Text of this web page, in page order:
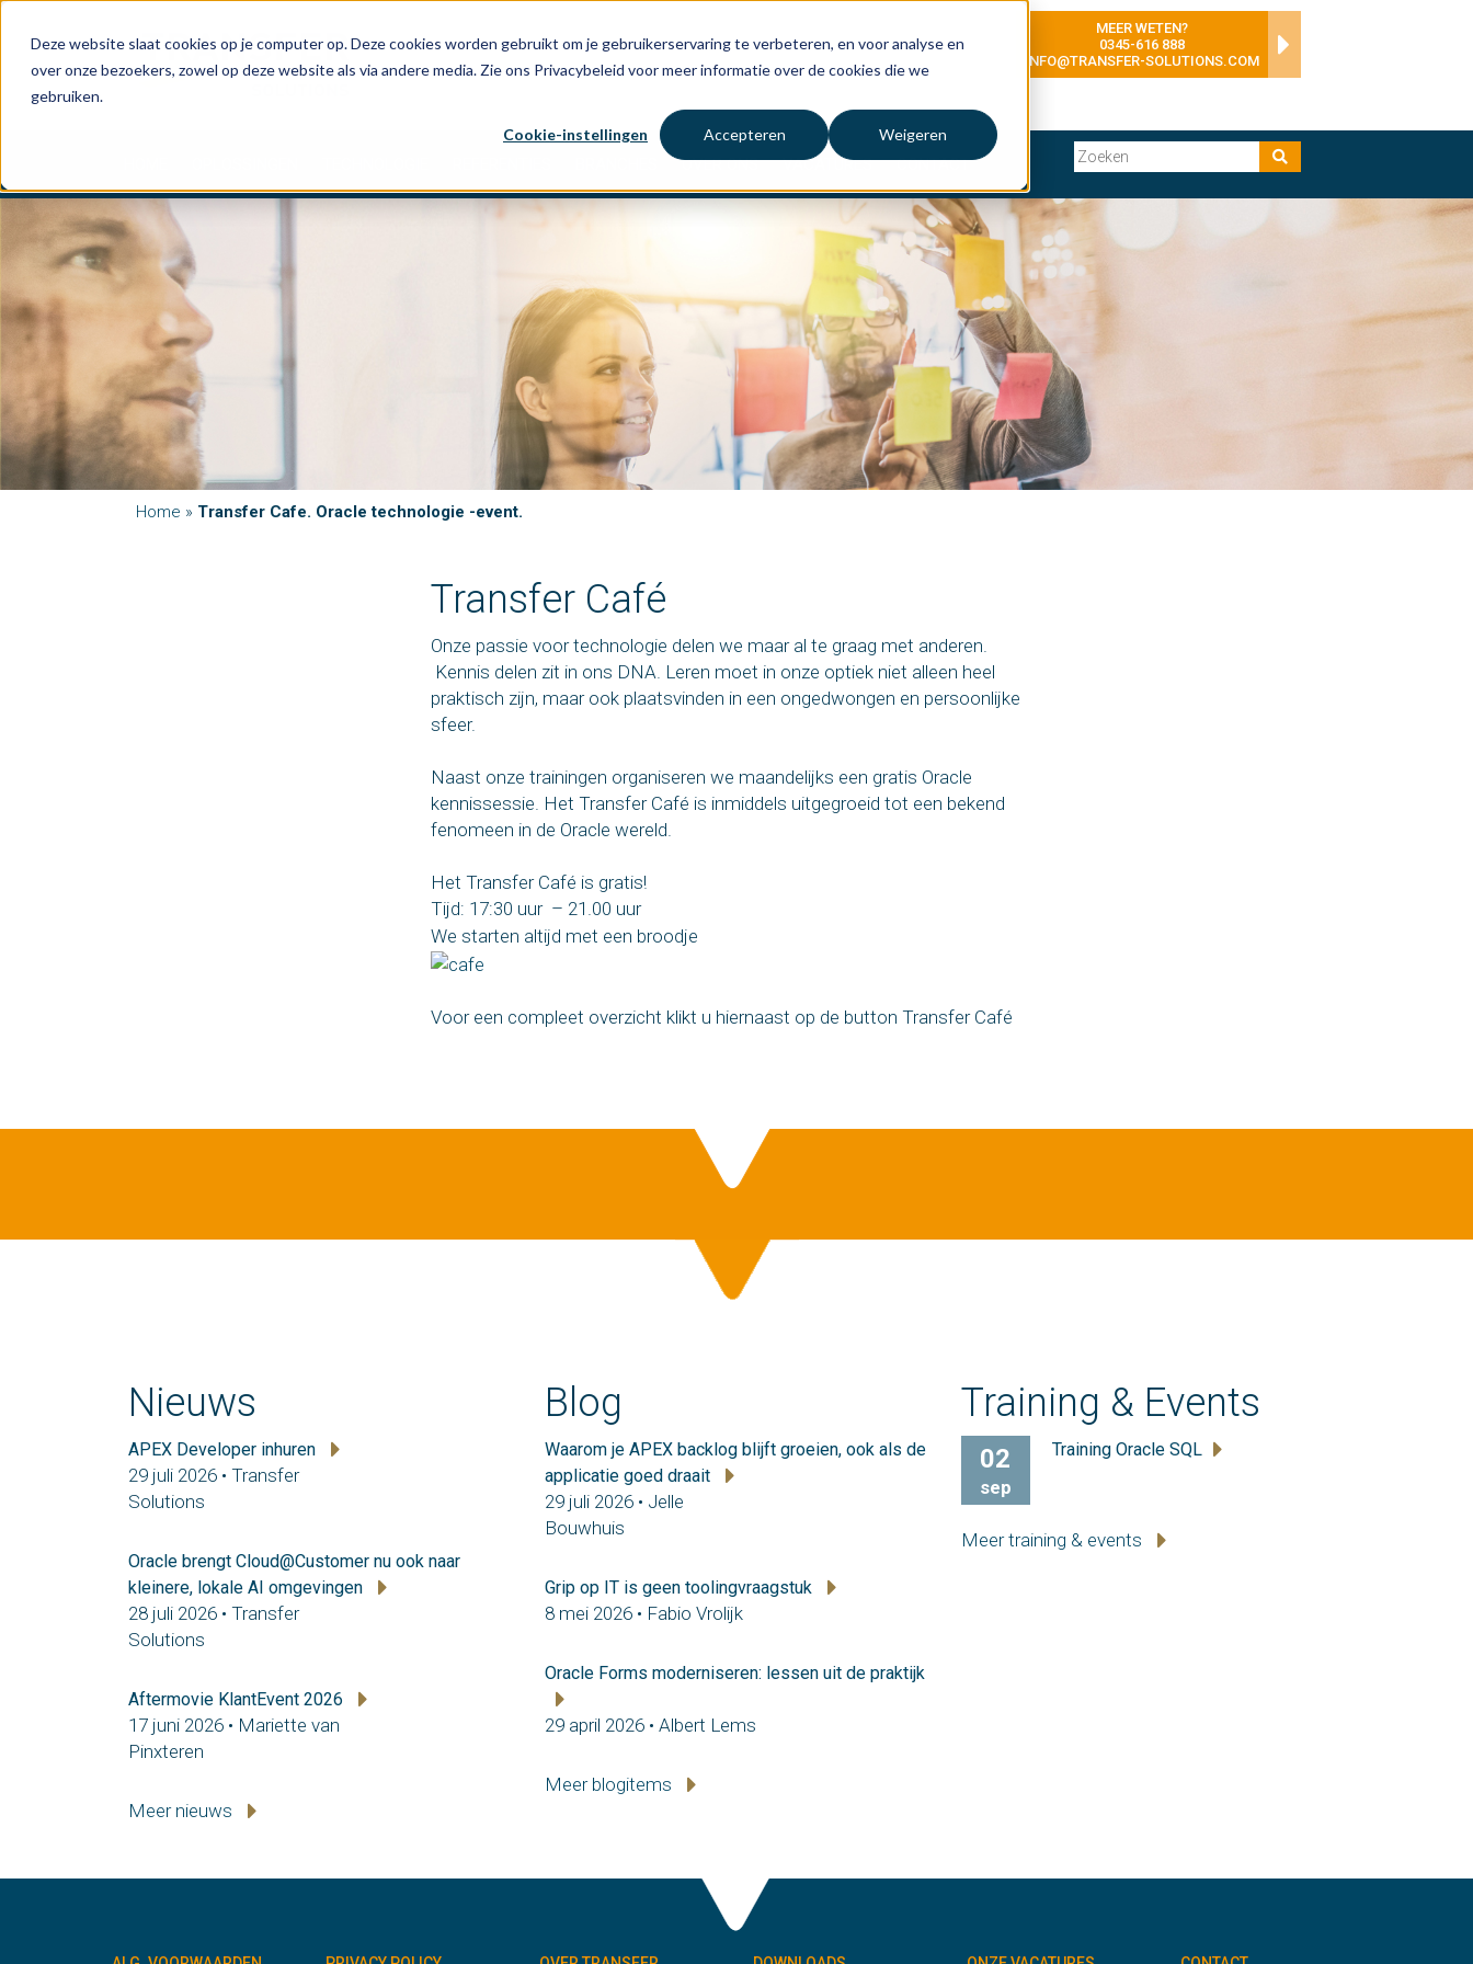
Deze website slaat cookies op je computer op. Deze cookies worden gebruikt om je gebruikerservaring te verbeteren, en voor analyse en
over onze bezoekers, zowel op deze website als via andere media. Zie ons Privacybeleid voor meer informatie over de cookies die we
gebruiken.
Cookie-instellingen Accepteren Weigeren
MEER WETEN?
0345-616 888
INFO@TRANSFER-SOLUTIONS.COM
OVER ONS VACATURES CONTACT
Home » Transfer Cafe. Oracle technologie -event.
Transfer Café
Onze passie voor technologie delen we maar al te graag met anderen.
Kennis delen zit in ons DNA. Leren moet in onze optiek niet alleen heel
praktisch zijn, maar ook plaatsvinden in een ongedwongen en persoonlijke
sfeer.
Naast onze trainingen organiseren we maandelijks een gratis Oracle
kennissessie. Het Transfer Café is inmiddels uitgegroeid tot een bekend
fenomeen in de Oracle wereld.
Het Transfer Café is gratis!
Tijd: 17:30 uur – 21.00 uur
We starten altijd met een broodje
Voor een compleet overzicht klikt u hiernaast op de button Transfer Café
Nieuws
APEX Developer inhuren
29 juli 2026 • Transfer
Solutions
Oracle brengt Cloud@Customer nu ook naar
kleinere, lokale AI omgevingen
28 juli 2026 • Transfer
Solutions
Aftermovie KlantEvent 2026
17 juni 2026 • Mariette van
Pinxteren
Meer nieuws
Blog
Waarom je APEX backlog blijft groeien, ook als de
applicatie goed draait
29 juli 2026 • Jelle
Bouwhuis
Grip op IT is geen toolingvraagstuk
8 mei 2026 • Fabio Vrolijk
Oracle Forms moderniseren: lessen uit de praktijk
29 april 2026 • Albert Lems
Meer blogitems
Training & Events
02
sep
Training Oracle SQL
Meer training & events